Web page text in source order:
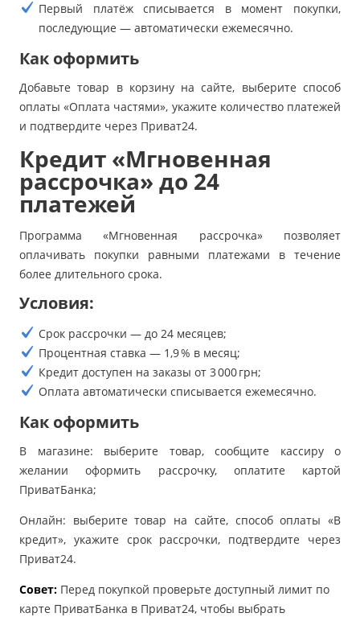
Первый платёж списывается в момент покупки,
последующие — автоматически ежемесячно.
Как оформить
Добавьте товар в корзину на сайте, выберите способ
оплаты «Оплата частями», укажите количество платежей
и подтвердите через Приват24.
Кредит «Мгновенная
рассрочка» до 24
платежей
Программа «Мгновенная рассрочка» позволяет
оплачивать покупки равными платежами в течение
более длительного срока.
Условия:
Срок рассрочки — до 24 месяцев;
Процентная ставка — 1,9 % в месяц;
Кредит доступен на заказы от 3 000 грн;
Оплата автоматически списывается ежемесячно.
Как оформить
В магазине: выберите товар, сообщите кассиру о
желании оформить рассрочку, оплатите картой
ПриватБанка;
Онлайн: выберите товар на сайте, способ оплаты «В
кредит», укажите срок рассрочки, подтвердите через
Приват24.
Совет: Перед покупкой проверьте доступный лимит по
карте ПриватБанка в Приват24, чтобы выбрать